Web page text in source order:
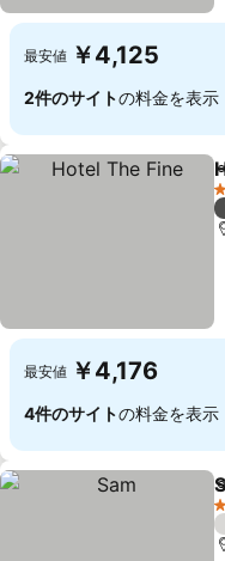
最安値 ￥4,125
2件のサイトの料金を表示
最安値 ￥4,176
4件のサイトの料金を表示